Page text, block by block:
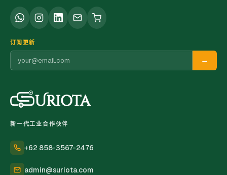
订阅更新
→
新一代工业合作伙伴
+62 858-3567-2476
admin@suriota.com